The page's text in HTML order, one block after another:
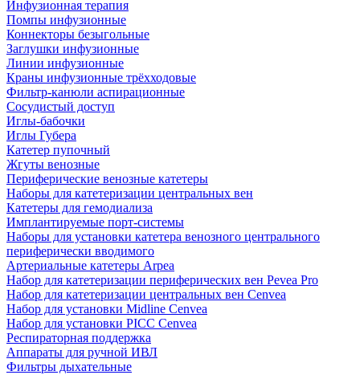
Инфузионная терапия
Помпы инфузионные
Коннекторы безыгольные
Заглушки инфузионные
Линии инфузионные
Краны инфузионные трёхходовые
Фильтр-канюли аспирационные
Сосудистый доступ
Иглы-бабочки
Иглы Губера
Катетер пупочный
Жгуты венозные
Периферические венозные катетеры
Наборы для катетеризации центральных вен
Катетеры для гемодиализа
Имплантируемые порт‑системы
Наборы для установки катетера венозного центрального
периферически вводимого
Артериальные катетеры Arpea
Набор для катетеризации периферических вен Pevea Pro
Набор для катетеризации центральных вен Cenvea
Набор для установки Midline Cenvea
Набор для установки PICC Cenvea
Респираторная поддержка
Аппараты для ручной ИВЛ
Фильтры дыхательные